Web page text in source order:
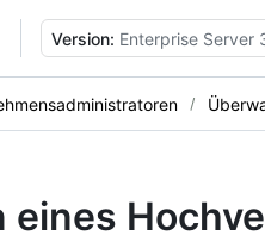
Version: Enterprise Server
eines